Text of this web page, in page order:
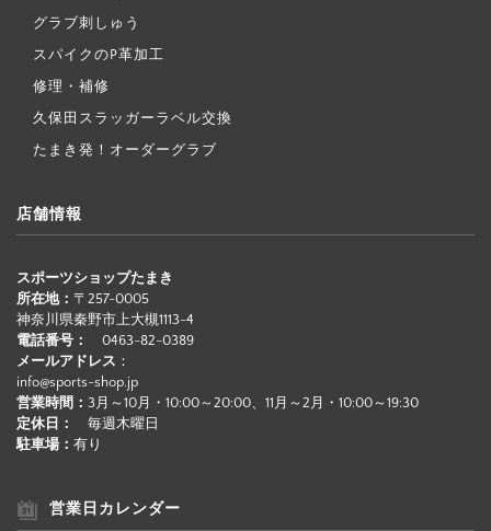
グラブ刺しゅう
スパイクのP革加工
修理・補修
久保田スラッガーラベル交換
たまき発！オーダーグラブ
店舗情報
スポーツショップたまき
所在地： 〒257-0005
神奈川県秦野市上大槻1113-4
電話番号：
0463-82-0389
メールアドレス ：
info@sports-shop.jp
営業時間： 3月～10月・10:00～20:00、11月～2月・10:00～19:30
定休日：
毎週木曜日
駐車場： 有り
営業日カレンダー